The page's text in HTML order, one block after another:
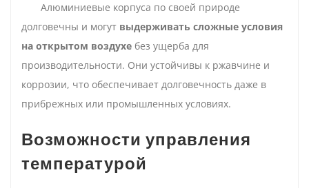
Алюминиевые корпуса по своей природе
долговечны и могут выдерживать сложные условия
на открытом воздухе без ущерба для
производительности. Они устойчивы к ржавчине и
коррозии, что обеспечивает долговечность даже в
прибрежных или промышленных условиях.
Возможности управления
температурой